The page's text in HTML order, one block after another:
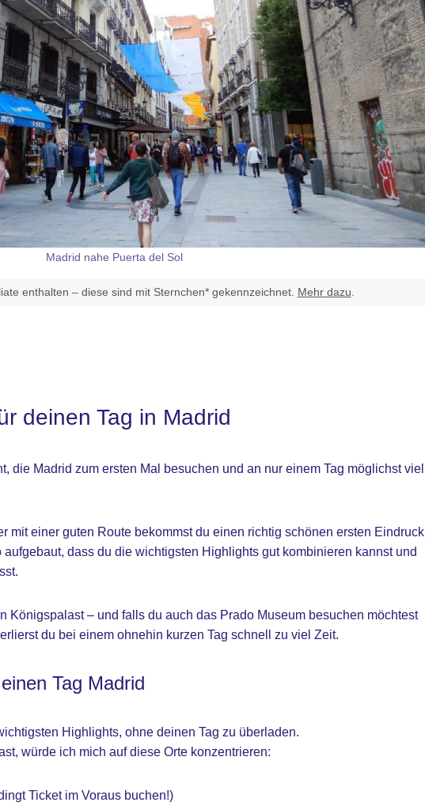
Madrid nahe Puerta del Sol
enthalten – diese sind mit Sternchen* gekennzeichnet. Mehr dazu.
deinen Tag in Madrid
die Madrid zum ersten Mal besuchen und an nur einem Tag möglichst viel
mit einer guten Route bekommst du einen richtig schönen ersten Eindruck
dass du die wichtigsten Highlights gut kombinieren kannst und
Königspalast – und falls du auch das Prado Museum besuchen möchtest
du bei einem ohnehin kurzen Tag schnell zu viel Zeit.
Tag Madrid
Highlights, ohne deinen Tag zu überladen.
würde ich mich auf diese Orte konzentrieren:
Ticket im Voraus buchen!)